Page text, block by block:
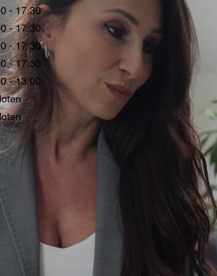
- 17:30
- 17:30
- 17:30
- 17:30
- 13:00